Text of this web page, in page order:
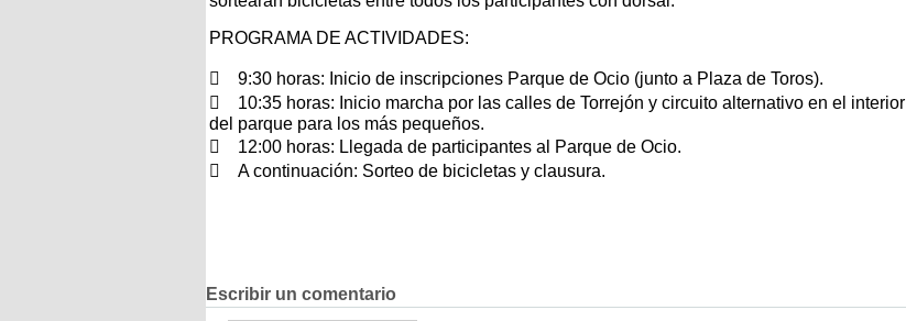
PROGRAMA DE ACTIVIDADES:
 9:30 horas: Inicio de inscripciones Parque de Ocio (junto a Plaza de Toros).
 10:35 horas: Inicio marcha por las calles de Torrejón y circuito alternativo en el interior
del parque para los más pequeños.
 12:00 horas: Llegada de participantes al Parque de Ocio.
 A continuación: Sorteo de bicicletas y clausura.
Escribir un comentario